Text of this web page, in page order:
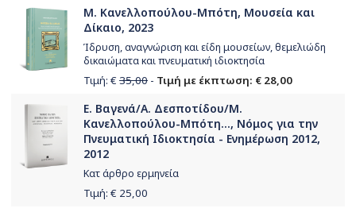
Μ. Κανελλοπούλου-Μπότη, Μουσεία και
Δίκαιο, 2023
Ίδρυση, αναγνώριση και είδη μουσείων, θεμελιώδη
δικαιώματα και πνευματική ιδιοκτησία
Τιμή: € 35,00 - Τιμή με έκπτωση: € 28,00
Ε. Βαγενά/Α. Δεσποτίδου/Μ.
Κανελλοπούλου-Μπότη..., Νόμος για την
Πνευματική Ιδιοκτησία - Ενημέρωση 2012,
2012
Κατ άρθρο ερμηνεία
Τιμή: € 25,00